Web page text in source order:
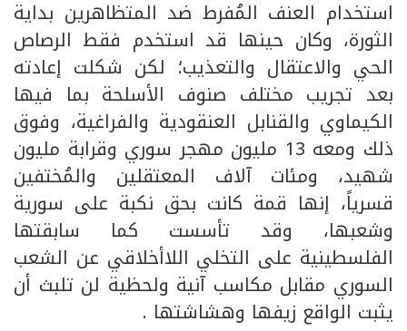
استخدام العنف المُفرط ضد المتظاهرين بداية
الثورة، وكان حينها قد استخدم فقط الرصاص
الحي والاعتقال والتعذيب؛ لكن شكلت إعادته
بعد تجريب مختلف صنوف الأسلحة بما فيها
الكيماوي والقنابل العنقودية والفراغية، وفوق
ذلك ومعه 13 مليون مهجر سوري وقرابة مليون
شهيد، ومئات آلاف المعتقلين والمُختفين
قسرياً، إنها قمة كانت بحق نكبة على سورية
وشعبها، وقد تأسست كما سابقتها
الفلسطينية على التخلي اللاأخلاقي عن الشعب
السوري مقابل مكاسب آنية ولحظية لن تلبث أن
يثبت الواقع زيفها وهشاشتها .